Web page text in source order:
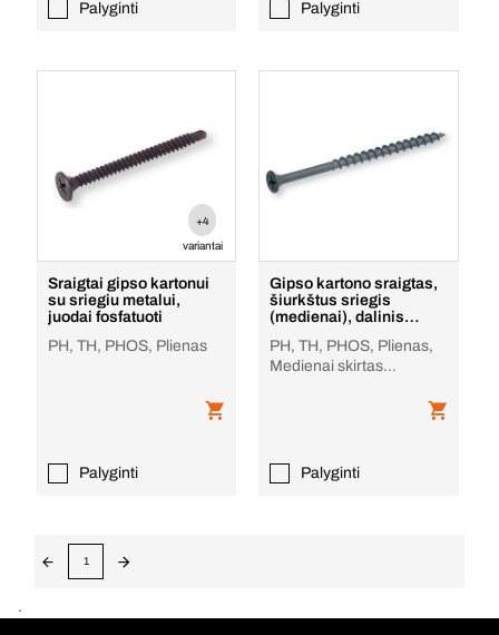
Palyginti Palyginti
+4
variantai
Sraigtai gipso kartonui
su sriegiu metalui,
juodai fosfatuoti
PH, TH, PHOS, Plienas
Palyginti
Gipso kartono sraigtas,
šiurkštus sriegis
(medienai), dalinis
PH, TH, PHOS, Plienas,
Medienai skirtas
Palyginti
1
.